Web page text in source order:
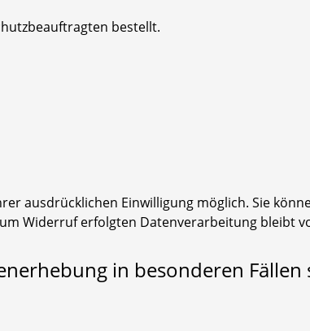
bestellt.
ausdrücklichen Einwilligung möglich. Sie
Widerruf erfolgten Datenverarbeitung bleibt
in besonderen Fällen